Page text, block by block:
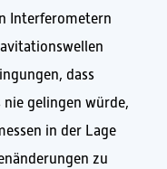
Interferometern
dass
nie gelingen würde,
in der Lage
zu